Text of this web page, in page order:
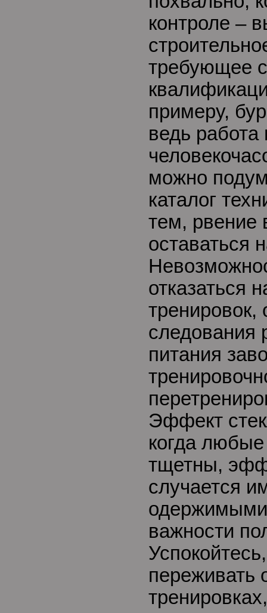
контроле –
требующее
примеру,
ведь работа
можно
каталог
тем, рвение
оставаться
отказаться
тренировок,
следования
питания
Эффект
когда
тщетны,
случается
важности
переживать